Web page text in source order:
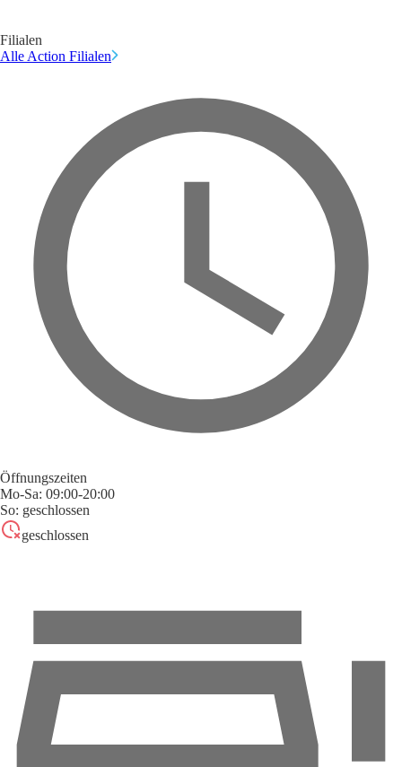
Filialen
Alle Action Filialen
Öffnungszeiten
Mo-Sa: 09:00-20:00
So: geschlossen
geschlossen